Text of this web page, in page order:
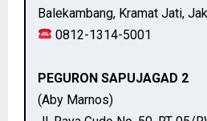
Balekambang, Kramat Jati,
0812-1314-5001
PEGURON SAPUJAGAD 2
(Aby Marnos)